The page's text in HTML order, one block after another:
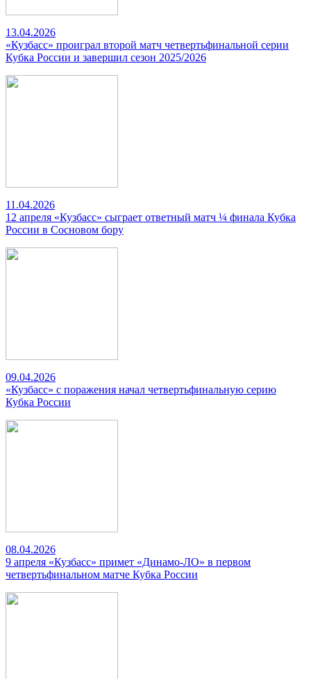
13.04.2026
«Кузбасс» проиграл второй матч четвертьфинальной серии
Кубка России и завершил сезон 2025/2026
11.04.2026
12 апреля «Кузбасс» сыграет ответный матч ¼ финала Кубка
России в Сосновом бору
09.04.2026
«Кузбасс» с поражения начал четвертьфинальную серию
Кубка России
08.04.2026
9 апреля «Кузбасс» примет «Динамо-ЛО» в первом
четвертьфинальном матче Кубка России